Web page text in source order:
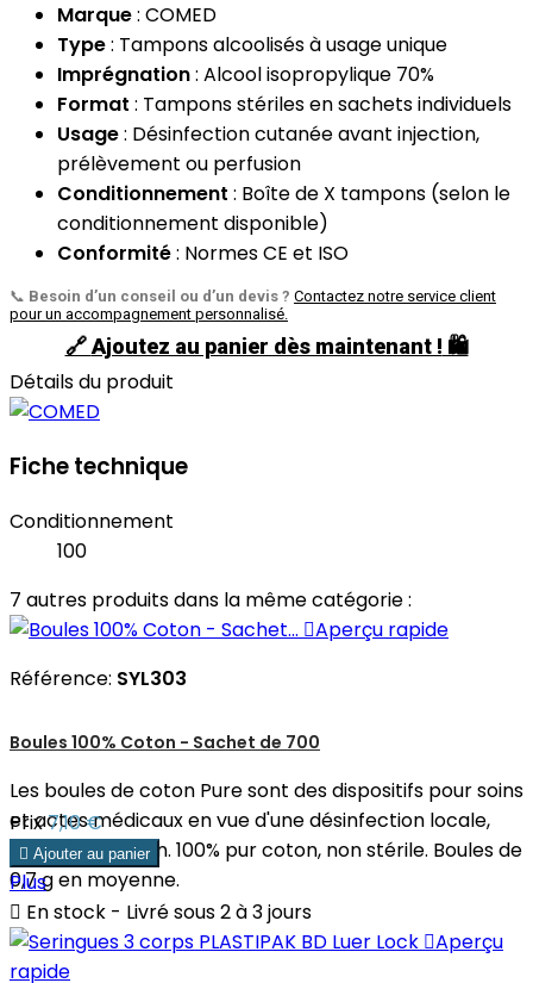
Marque: COMED
Type: Tampons alcoolisés à usage unique
Imprégnation: Alcool isopropylique 70%
Format : Tampons stériles en sachets individuels
Usage: Désinfection cutanée avant injection,
prélèvement ou perfusion
Conditionnement : Boîte de X tampons (selon le
conditionnement disponible)
Conformité: Normes CE et ISO
📞 Besoin d’un conseil ou d’un devis ? Contactez notre service client
pour un accompagnement personnalisé.
🔗Ajoutez au panier dès maintenant ! 🛍️
Détails du produit
Fiche technique
Conditionnement
100
7 autres produits dans la même catégorie :
Aperçu rapide
Référence: SYL303
Boules 100% Coton - Sachet de 700
Les boules de coton Pure sont des dispositifs pour soins
et actes médicaux en vue d'une désinfection locale,
d'une absorption. 100% pur coton, non stérile. Boules de
0,7 g en moyenne.
Prix7,10 €
 Ajouter au panier
Plus
 En stock - Livré sous 2 à 3 jours
Aperçu
rapide